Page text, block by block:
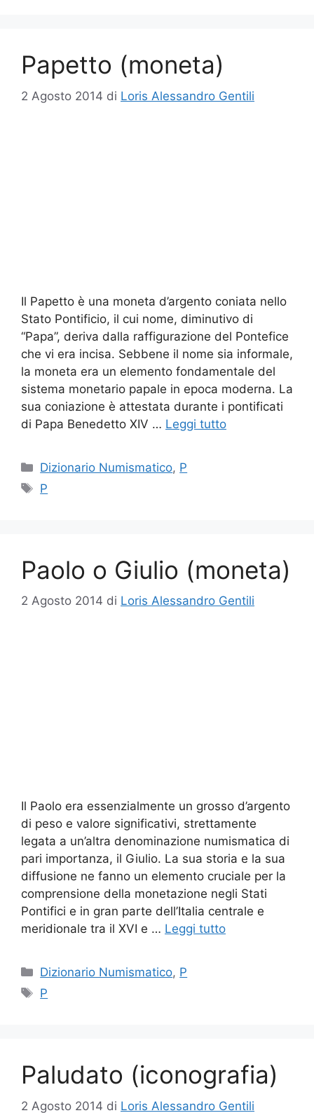
Papetto (moneta)
2 Agosto 2014 di Loris Alessandro Gentili
Il Papetto è una moneta d’argento coniata nello
Stato Pontificio, il cui nome, diminutivo di
“Papa”, deriva dalla raffigurazione del Pontefice
che vi era incisa. Sebbene il nome sia informale,
la moneta era un elemento fondamentale del
sistema monetario papale in epoca moderna. La
sua coniazione è attestata durante i pontificati
di Papa Benedetto XIV … Leggi tutto
Categorie
Dizionario Numismatico, P
Tag
P
Paolo o Giulio (moneta)
2 Agosto 2014 di Loris Alessandro Gentili
Il Paolo era essenzialmente un grosso d’argento
di peso e valore significativi, strettamente
legata a un’altra denominazione numismatica di
pari importanza, il Giulio. La sua storia e la sua
diffusione ne fanno un elemento cruciale per la
comprensione della monetazione negli Stati
Pontifici e in gran parte dell’Italia centrale e
meridionale tra il XVI e … Leggi tutto
Categorie
Dizionario Numismatico, P
Tag
P
Paludato (iconografia)
2 Agosto 2014 di Loris Alessandro Gentili